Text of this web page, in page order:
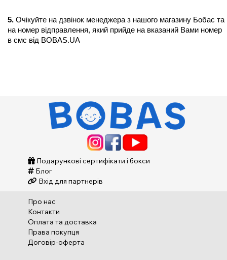
5. Очікуйте на дзвінок менеджера з нашого магазину Бобас та
на номер відправлення, який прийде на вказаний Вами номер
в смс від BOBAS.UA
Подарункові сертифікати і бокси
Блог
Вхід для партнерів
Про нас
Контакти
Оплата та доставка
Права покупця
Договір-оферта